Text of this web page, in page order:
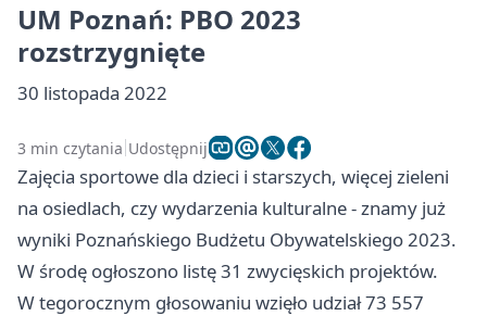
UM Poznań: PBO 2023
rozstrzygnięte
30 listopada 2022
3 min czytania Udostępnij
Zajęcia sportowe dla dzieci i starszych, więcej zieleni
na osiedlach, czy wydarzenia kulturalne - znamy już
wyniki Poznańskiego Budżetu Obywatelskiego 2023.
W środę ogłoszono listę 31 zwycięskich projektów.
W tegorocznym głosowaniu wzięło udział 73 557